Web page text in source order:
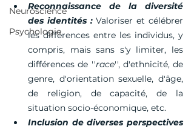
Neuroscience
Psychologie
Reconnaissance de la diversité
des identités : Valoriser et célébrer
les différences entre les individus, y
compris, mais sans s'y limiter, les
différences de ''race'', d'ethnicité, de
genre, d'orientation sexuelle, d'âge,
de religion, de capacité, de la
situation socio-économique, etc.
Inclusion de diverses perspectives